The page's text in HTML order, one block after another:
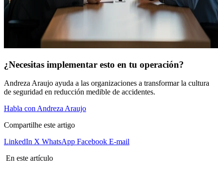
¿Necesitas implementar esto en tu operación?
Andreza Araujo ayuda a las organizaciones a transformar la cultura
de seguridad en reducción medible de accidentes.
Habla con Andreza Araujo
Compartilhe este artigo
LinkedIn X WhatsApp Facebook E-mail
En este artículo